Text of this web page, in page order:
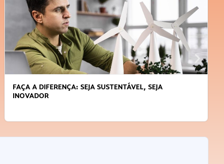
FAÇA A DIFERENÇA: SEJA SUSTENTÁVEL, SEJA
INOVADOR